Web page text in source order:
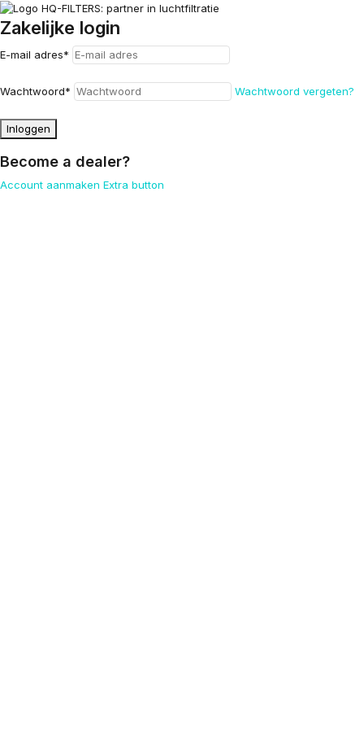
Zakelijke login
E-mail adres*
Wachtwoord* Wachtwoord vergeten?
Inloggen
Become a dealer?
Account aanmaken Extra button